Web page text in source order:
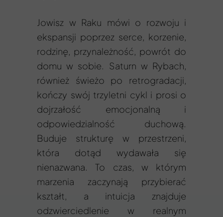
Jowisz w Raku mówi o rozwoju i
ekspansji poprzez serce, korzenie,
rodzinę, przynależność, powrót do
domu w sobie. Saturn w Rybach,
również świeżo po retrogradacji,
kończy swój trzyletni cykl i prosi o
dojrzałość emocjonalną i
odpowiedzialność duchową.
Buduje strukturę w przestrzeni,
która dotąd wydawała się
nienazwana. To czas, w którym
marzenia zaczynają przybierać
kształt, a intuicja znajduje
odzwierciedlenie w realnym